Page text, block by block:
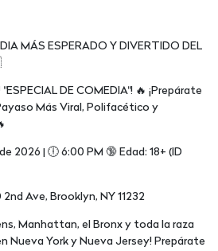
MÁS ESPERADO Y DIVERTIDO DEL
DE COMEDIA"! 🔥 ¡Prepárate
Más Viral, Polifacético y
2026 | 🕕 6:00 PM 🔞 Edad: 18+ (ID
Ave, Brooklyn, NY 11232
Manhattan, el Bronx y toda la raza
Nueva York y Nueva Jersey! Prepárate